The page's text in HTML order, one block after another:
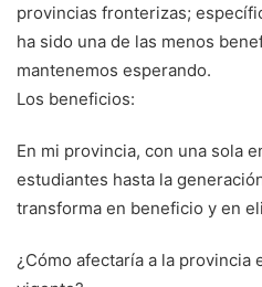
provincias fronterizas;
ha sido una de las menos
mantenemos esperando.
Los beneficios:
En mi provincia, con una sola
estudiantes hasta la
transforma en beneficio y en
¿Cómo afectaría a la provincia